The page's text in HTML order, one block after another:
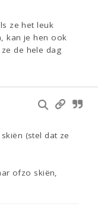
ze het leuk
kan je hen ook
de hele dag
(stel dat ze
ofzo skiën,